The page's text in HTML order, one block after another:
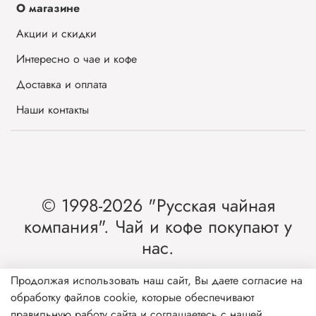
О магазине
Акции и скидки
Интересно о чае и кофе
Доставка и оплата
Наши контакты
© 1998-2026 "Русская чайная
компания". Чай и кофе покупают у
нас.
Интернет-магазин чая и кофе от лидера
рынка России.
Продолжая использовать наш сайт, Вы даете согласие на
обработку файлов cookie, которые обеспечивают